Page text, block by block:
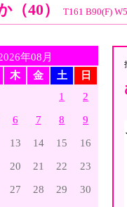
（40） T161 B90(F)
年08月
木 金 土
日
1
2
6 7 8 9
13 14 15 16
20 21 22 23
27 28 29 30